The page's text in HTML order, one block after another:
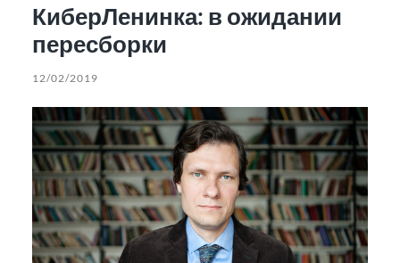
КиберЛенинка: в ожидании
пересборки
12/02/2019